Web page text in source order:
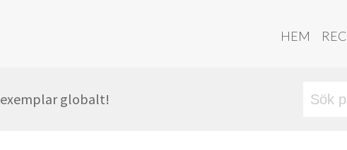
HEM
globalt!